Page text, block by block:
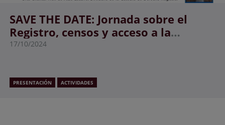
SAVE THE DATE: Jornada sobre el
Registro, censos y acceso a la
vivienda.
17/10/2024
PRESENTACIÓN ACTIVIDADES